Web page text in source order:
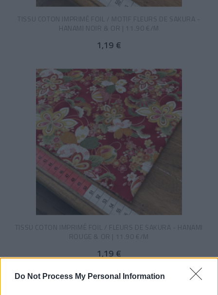
Do Not Process My Personal Information
TISSU COTON IMPRIMÉ FOIL / MOTIF FLEURS DE SAKURA -
HANAMI NOIR & OR | 11.90 €/M
1,19 €
TISSU COTON IMPRIMÉ FOIL / FLEURS DE SAKURA - HANAMI
ROUGE & OR | 11.90 €/M
1,19 €